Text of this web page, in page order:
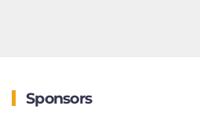
Sponsors